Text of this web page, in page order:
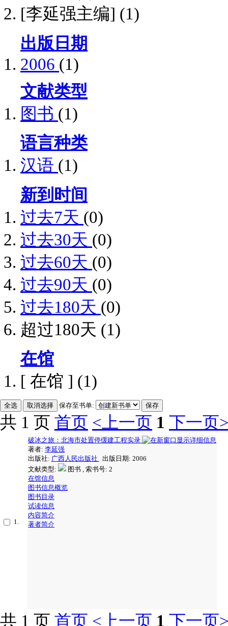
[李延强主编] (1)
出版日期
2006 (1)
文献类型
图书 (1)
语言种类
汉语 (1)
新到时间
过去7天 (0)
过去30天 (0)
过去60天 (0)
过去90天 (0)
过去180天 (0)
超过180天 (1)
在馆
[ 在馆 ] (1)
保存至书单:
共 1 页 首页 <上一页 1 下一页
1.
破冰之旅：北海市处置停缓建工程实录
著者: 李延强
出版社: 广西人民出版社
出版日期: 2006
文献类型:
图书 , 索书号: 2
在馆信息
图书信息概览
图书目录
试读信息
内容简介
著者简介
共 1 页 首页 <上一页 1 下一页